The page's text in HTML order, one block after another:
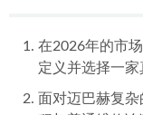
在2026年的市
定义并选择一家
面对迈巴赫复
2026年近期惠城
选择指南 2026-07-02